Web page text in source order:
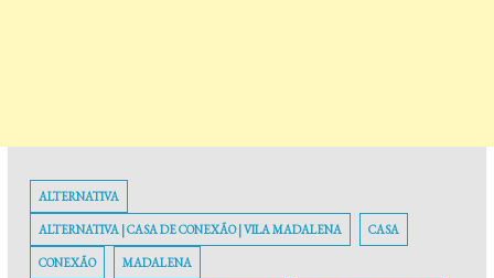
ALTERNATIVA
ALTERNATIVA | CASA DE CONEXÃO | VILA MADALENA CASA
CONEXÃO MADALENA